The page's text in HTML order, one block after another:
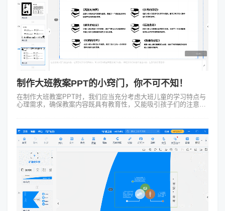
制作大班教案PPT的小窍门，你不可不知！
在制作大班教案PPT时，我们应当充分考虑大班儿童的学习特点与
心理需求，确保教案内容既具有教育性，又能吸引孩子们的注意